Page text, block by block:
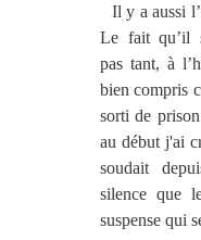
Il y a aussi
Le fait qu’il
pas tant, à
bien compris
sorti de
au début j'ai
soudait
silence que
suspense qui